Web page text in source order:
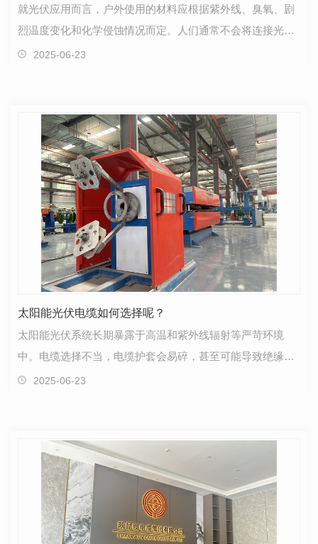
就光伏应用而言，户外使用的材料应根据紫外线、臭氧、剧
烈温度变化和化学侵蚀情况而定。人们通常不会将连接光伏
组件和逆变器的布线系统视为关键部件，但是，如果未…
2025-06-23
太阳能光伏电缆如何选择呢？
太阳能光伏系统长期暴露于高温和紫外线辐射等严苛环境
中。电缆选择不当，电缆护套会易碎，甚至可能导致绝缘层
分解。这增加系统损耗和短路风险，存在火灾或人员伤害…
2025-06-23